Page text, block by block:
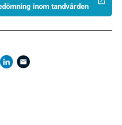
inom tandvården